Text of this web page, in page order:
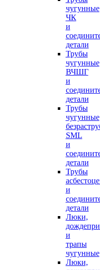
чугунные
ЧК
и
детали
Трубы
чугунные
ВЧШГ
и
детали
Трубы
чугунные
SML
и
детали
Трубы
и
детали
Люки,
и
трапы
чугунные
Люки,